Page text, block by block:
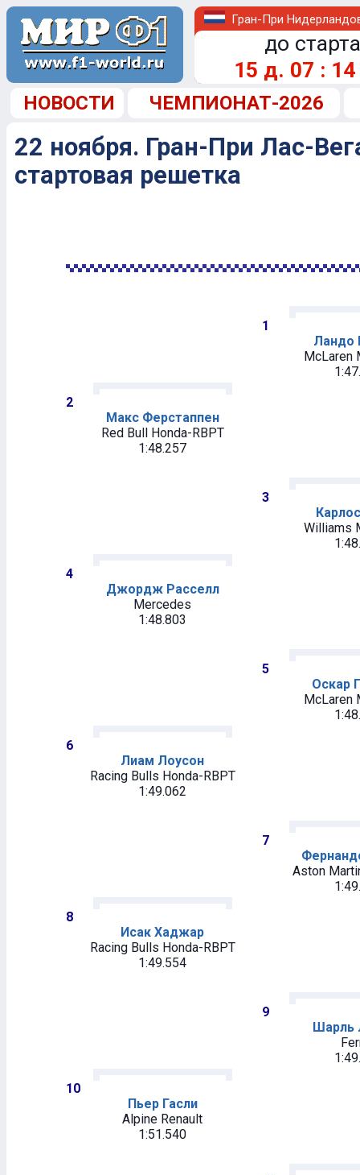
Гран-При
до
15 д. 07 : 14
НОВОСТИ ЧЕМПИОНАТ-2026
22 ноября. Гран-При Лас-
стартовая решетка
1
Ландо
McLaren
2
Макс Ферстаппен
Red Bull Honda-RBPT
1:48.257
3
Williams
4
Джордж Расселл
Mercedes
1:48.803
5
Оскар
McLaren
6
Лиам Лоусон
Racing Bulls Honda-RBPT
1:49.062
7
Aston
8
Исак Хаджар
Racing Bulls Honda-RBPT
1:49.554
9
Шарль
10
Пьер Гасли
Alpine Renault
1:51.540